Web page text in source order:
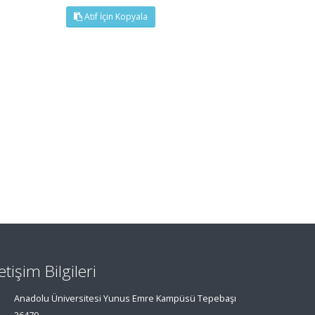
Atıf İçin Kopyala
Bilgileri
Anadolu Üniversitesi Yunus Emre Kampüsü Tepebaşı